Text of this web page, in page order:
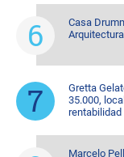
Casa
Gretta
35.000,
rentabilidad
Marcelo